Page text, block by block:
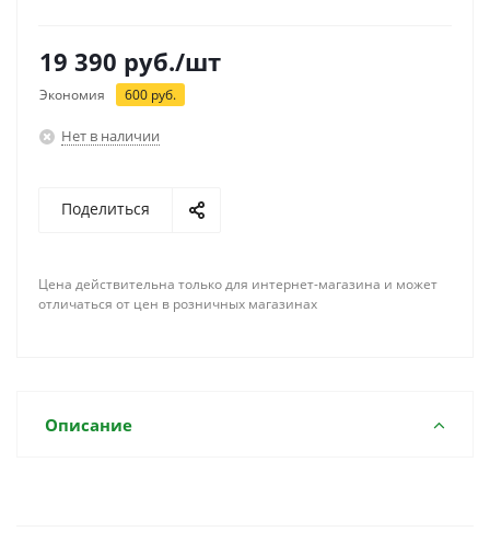
19 390 руб./шт
Экономия 600 руб.
Нет в наличии
Поделиться
Цена действительна только для интернет-магазина и может
отличаться от цен в розничных магазинах
Описание